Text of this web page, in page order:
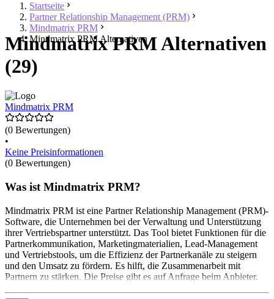
Startseite
Partner Relationship Management (PRM)
Mindmatrix PRM
Mindmatrix PRM Alternativen
Mindmatrix PRM Alternativen
(29)
Mindmatrix PRM
(0 Bewertungen)
•
Keine Preisinformationen
(0 Bewertungen)
Was ist Mindmatrix PRM?
Mindmatrix PRM ist eine Partner Relationship Management (PRM)-
Software, die Unternehmen bei der Verwaltung und Unterstützung
ihrer Vertriebspartner unterstützt. Das Tool bietet Funktionen für die
Partnerkommunikation, Marketingmaterialien, Lead-Management
und Vertriebstools, um die Effizienz der Partnerkanäle zu steigern
und den Umsatz zu fördern. Es hilft, die Zusammenarbeit mit
Partnern zu stärken. Die Preise gibt es auf Anfrage beim Anbieter.